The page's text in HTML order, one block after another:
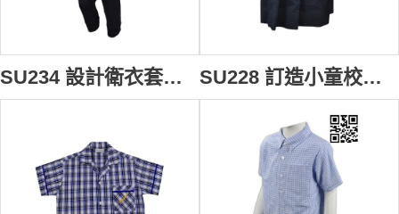
SU234 設計衛衣套裝校服 訂購日本幼兒園校服 度身訂造小童校服 校服供應商 SU228 訂造小童校服裙裝 網上下單裙裝校服 度身訂造女童校服 校服供應商